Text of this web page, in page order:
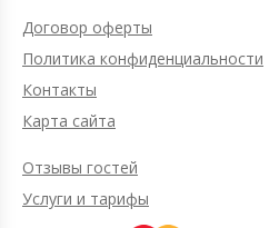
Договор оферты
Политика конфиденциальности
Контакты
Карта сайта
Отзывы гостей
Услуги и тарифы